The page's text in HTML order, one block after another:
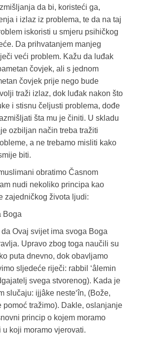
da bi, koristeći ga,
i izlaz iz problema, te da na taj
iskoristi u smjeru psihičkog
Da prihvatanjem manjeg
veći problem. Kažu da luđak
čovjek, ali s jednom
čovjek prije nego bude
traži izlaz, dok luđak nakon što
i stisnu čeljusti problema, dođe
šta mu je činiti. U skladu
ozbiljan način treba tražiti
a ne trebamo misliti kako
biti.
obratimo Časnom
nudi nekoliko principa kao
zajedničkog života ljudi:
Boga
da Ovaj svijet ima svoga Boga
Upravo zbog toga naučili su
puta dnevno, dok obavljamo
sljedeće riječi: rabbil ‘âlemin
svega stvorenog). Kada je
slučaju: ijjâke neste‘în, (Bože,
pomoć tražimo). Dakle, oslanjanje
princip o kojem moramo
u koji moramo vjerovati.